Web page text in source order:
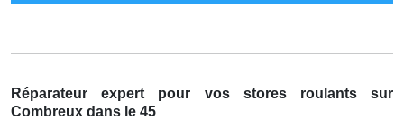
Réparateur expert pour vos stores roulants sur
Combreux dans le 45